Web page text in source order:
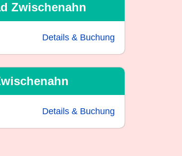
Zwischenahn
Details & Buchung
Details & Buchung